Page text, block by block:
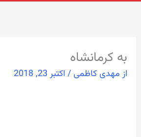
به كرمانشاه
از مهدی کاظمی / اکتبر 23, 2018